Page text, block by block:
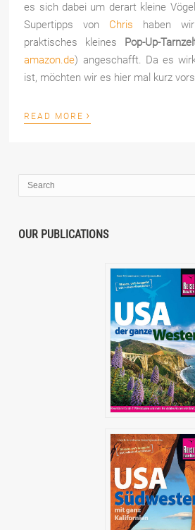
es sich dabei um derart kleine
Supertipps von Chris haben
praktisches kleines Pop-Up-
amazon.de) angeschafft. Da es
ist, möchten wir es hier mal kurz
READ MORE ›
OUR PUBLICATIONS